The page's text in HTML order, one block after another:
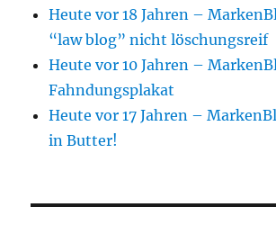
Heute vor 18 Jahren –
“law blog” nicht löschungsreif
Heute vor 10 Jahren –
Fahndungsplakat
Heute vor 17 Jahren –
in Butter!